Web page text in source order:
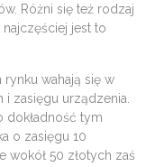
Różni się też rodzaj
jest to
wahają się w
zasięgu urządzenia.
dokładność tym
o zasięgu 10
wokół 50 złotych zaś